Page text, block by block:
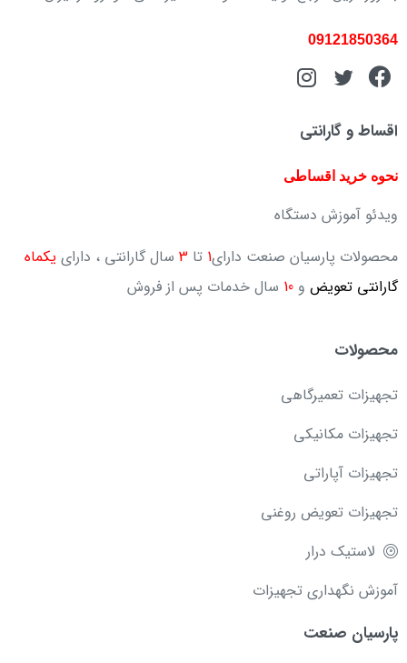
09121850364
اقساط و گارانتی
نحوه خرید اقساطی
ویدئو آموزش دستگاه
محصولات پارسیان صنعت دارای1 تا 3 سال گارانتی ، دارای یکماه
گارانتی تعویض و 10 سال خدمات پس از فروش
محصولات
تجهیزات تعمیرگاهی
تجهیزات مکانیکی
تجهیزات آپاراتی
تجهیزات تعویض روغنی
لاستیک درار
آموزش نگهداری تجهیزات
پارسیان صنعت